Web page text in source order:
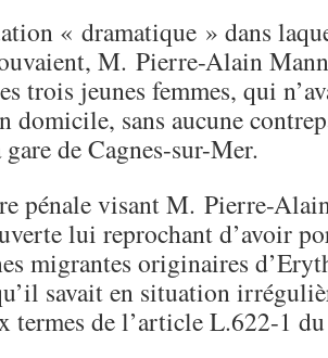
« dramatique » dans
M. Pierre-Alain
trois jeunes femmes, qui
domicile, sans aucune
de Cagnes-sur-Mer.
pénale visant M. Pierre-
lui reprochant d’avoir
migrantes originaires
savait en situation
termes de l’article L.622-1 du